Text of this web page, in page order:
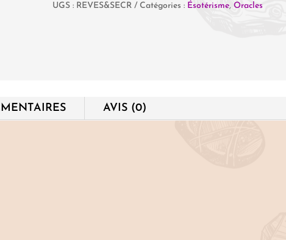
Vos
UGS : REVES&SECR Catégories : Ésotérisme,Oracles
AVIS (0)